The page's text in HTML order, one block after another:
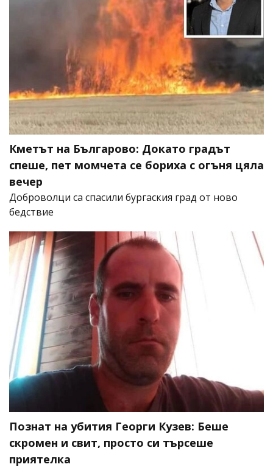
Кметът на Българово: Докато градът
спеше, пет момчета се бориха с огъня цяла
вечер
Доброволци са спасили бургаския град от ново
бедствие
Познат на убития Георги Кузев: Беше
скромен и свит, просто си търсеше
приятелка